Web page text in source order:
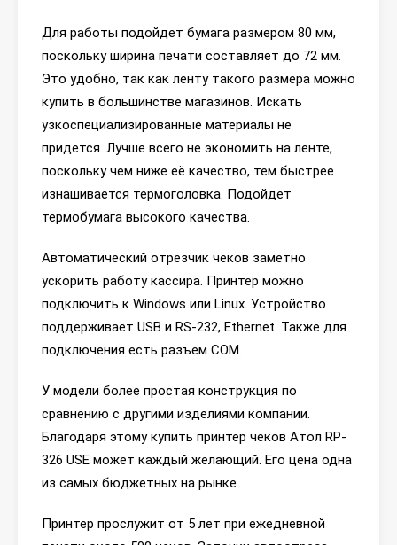
Для работы подойдет бумага размером 80 мм,
поскольку ширина печати составляет до 72 мм.
Это удобно, так как ленту такого размера можно
купить в большинстве магазинов. Искать
узкоспециализированные материалы не
придется. Лучше всего не экономить на ленте,
поскольку чем ниже её качество, тем быстрее
изнашивается термоголовка. Подойдет
термобумага высокого качества.
Автоматический отрезчик чеков заметно
ускорить работу кассира. Принтер можно
подключить к Windows или Linux. Устройство
поддерживает USB и RS-232, Ethernet. Также для
подключения есть разъем COM.
У модели более простая конструкция по
сравнению с другими изделиями компании.
Благодаря этому купить принтер чеков Атол RP-
326 USE может каждый желающий. Его цена одна
из самых бюджетных на рынке.
Принтер прослужит от 5 лет при ежедневной